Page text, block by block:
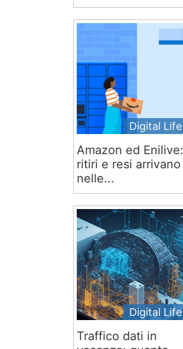
Digital Life
Amazon ed Enilive:
ritiri e resi arrivano
nelle...
Digital Life
Traffico dati in